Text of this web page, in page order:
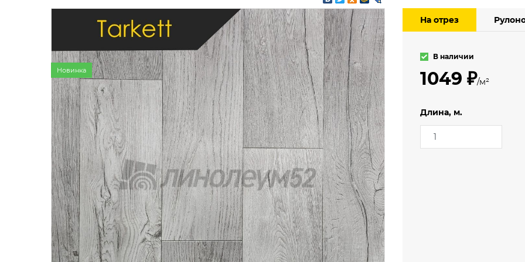
Полукоммерческий
Коммерческий
Коммерческий (гомогенный)
4 м
Новинка
На отрез
В наличии
1049 ₽/м²
Длина, м.